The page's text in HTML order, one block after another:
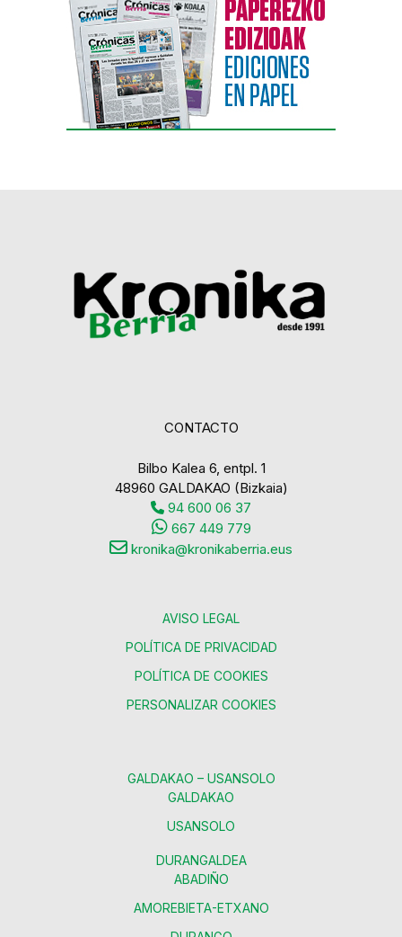
CONTACTO
Bilbo Kalea 6, entpl. 1
48960 GALDAKAO (Bizkaia)
94 600 06 37
667 449 779
kronika@kronikaberria.eus
AVISO LEGAL
POLÍTICA DE PRIVACIDAD
POLÍTICA DE COOKIES
PERSONALIZAR COOKIES
GALDAKAO – USANSOLO
GALDAKAO
USANSOLO
DURANGALDEA
ABADIÑO
AMOREBIETA-ETXANO